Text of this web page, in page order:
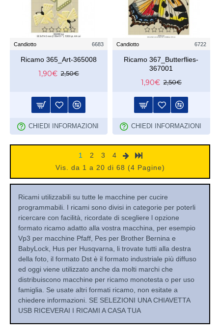
Ricami utilizzabili su tutte le macchine per cucire
programmabili. I ricami sono divisi in categorie per poterli
ricercare con facilità, ricordate di scegliere l opzione
formato ricamo adatto alla vostra macchina, per esempio
Vp3 per macchine Pfaff, Pes per Brother Bernina e
BabyLock, Hus per Husqvarna, li trovate tutti alla destra
della foto, il formato Dst è il formato industriale più diffuso
ed oggi viene utilizzato anche da molti marchi che
distribuiscono macchine per ricamo monotesta o per uso
famiglia. Se usate altri formati ricamo, non esitate a
chiedere informazioni. SE SELEZIONI UNA CHIAVETTA
USB RICEVERAI I RICAMI A CASA TUA
Candiotto 6683
Ricamo 365_Art-365008
1,90€ 2,50€
CHIEDI INFORMAZIONI
Candiotto 6722
Ricamo 367_Butterflies-
367001
1,90€ 2,50€
CHIEDI INFORMAZIONI
1 2 3
4
Vis. da 1 a 20 di 68 (4 Pagine)